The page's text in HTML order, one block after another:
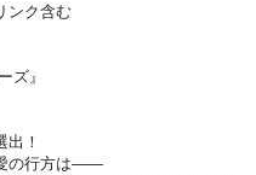
ンク含む
ズ』
！
愛の行方は――